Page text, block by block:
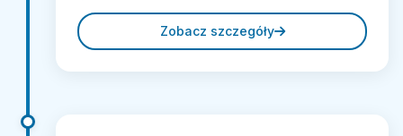
Zobacz szczegóły